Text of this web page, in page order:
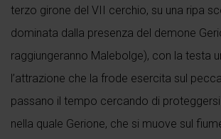
terzo girone del VII cerchio, su una ripa
dominata dalla presenza del demone
raggiungeranno Malebolge), con la testa
l’attrazione che la frode esercita sul
passano il tempo cercando di
nella quale Gerione, che si muove sul